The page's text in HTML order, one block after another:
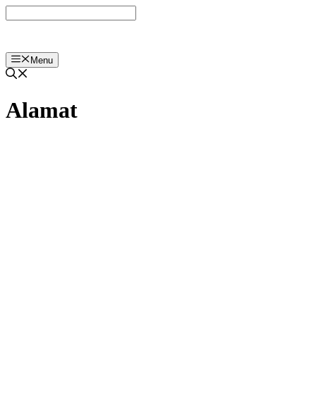
ke
Menu
Alamat